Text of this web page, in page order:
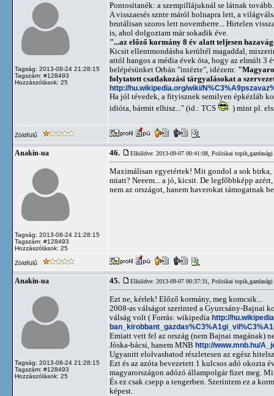
Tagság: 2013-08-24 21:28:15
Tagszám: #128493
Hozzászólások: 25
Pontosítanék: a szempillájuknál se látnak
A visszaesés sznte máról holnapra lett, a
brutálisan szoros lett novemberre... Hirtelen
is, ahol dolgoztam már sokadik éve.
"...az előző kormány 8 év alatt teljesen
Kicsit ellentmondásba kerültél magaddal,
attól hangos a média évek óta, hogy az elmúlt 3
belépésünket Orbán "intézte", idézem:
folytatott csatlakozási tárgyalásokat a
http://hu.wikipedia.org/wiki/
Ha jól tévedek, a fityisznek semilyen épkézláb
idióta, bármit elhisz..." (id.: TCS
) mint pl.
Zöldfülű
Anakin-ua
Tagság: 2013-08-24 21:28:15
Tagszám: #128493
Hozzászólások: 25
46. Elküldve: 2013-09-07 00:41:08, Politikai topik,gazdasági
Maximálisan egyetértek! Mit gondol a sok
miatt? Neeem... a jó, kicsit. De legfőbbképp
nem az országot, hanem haverokat támogatnak
Zöldfülű
Anakin-ua
Tagság: 2013-08-24 21:28:15
Tagszám: #128493
Hozzászólások: 25
45. Elküldve: 2013-09-07 00:37:31, Politikai topik,gazdasági
Ezt ne, kérlek! Előző kormány, meg komcsik...
2008-as válságot szerinted a Gyurcsány-Bajnai
válság volt ( Forrás: wikipedia http://
Emiatt vett fel az ország (nem Bajnai magának)
Jóska-bácsi, hanem MNB http://www.mnb.hu/
Ugyanitt elolvashatod részletesen az egész
Ezt és az azóta bevezetett 1 kulcsos adó okozta
magyarországon adózó állampolgár fizet meg.
És ez csak csepp a tengerben. Szerintem ez a
képest.